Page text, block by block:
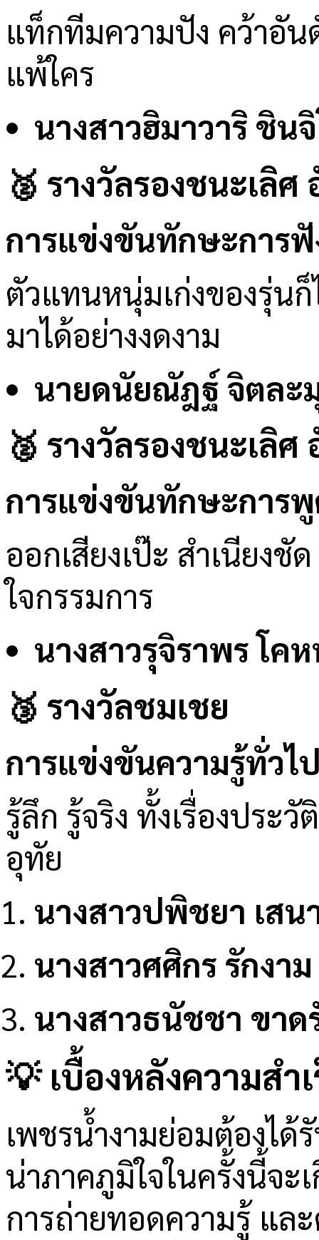
แท็กทีมความปัง คว้าอั
แพ้ใคร
นางสาวฮิมาวาริ ชิน
🥈 รางวัลรองชนะเลิ
การแข่งขันทักษะการ
ตัวแทนหนุ่มเก่งของรุ่น
มาได้อย่างงดงาม
นายดนัยณัฎฐ์ จิตละ
🥈 รางวัลรองชนะเลิ
การแข่งขันทักษะการ
ออกเสียงเป๊ะ สำเนียง
ใจกรรมการ
นางสาวรุจิราพร โค
🥉 รางวัลชมเชย
การแข่งขันความรู้ทั่ว
รู้ลึก รู้จริง ทั้งเรื่องประ
อุทัย
นางสาวปพิชยา เสน
นางสาวศศิกร รักงาม
นางสาวธนัชชา ขาด
💡 เบื้องหลังความส
เพชรน้ำงามย่อมต้องได้
น่าภาคภูมิใจในครั้งนี้จะ
การถ่ายทอดความรู้ แ